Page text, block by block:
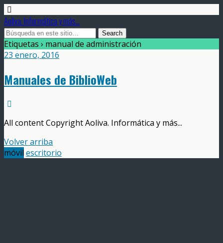
Aoliva. Informática y más...
Etiquetas › manual de administración
23 enero, 2016
Manuales de BiblioWeb
All content Copyright Aoliva. Informática y más...
Volver arriba
móvil escritorio